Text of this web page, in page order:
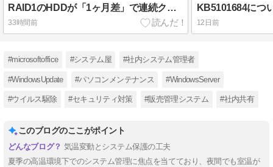
RAID1のHDDが「1ヶ月差」で連続クラッシュ 2.5インチ15K高回転モデルの寿命がシビア
33時間前
KB5101684につ
12日前
#microsoftoffice #システム屋 #社内システム管理者
#WindowsUpdate #パソコンメンテナンス #WindowsServer
#ウイルス駆除 #セキュリティ対策 #販売管理システム #社内共有
このブログのここがポイント
気温変動とシステム保護の工夫
夏季の高温環境下でのシステム管理に焦点を当てており、夜間でも室温が